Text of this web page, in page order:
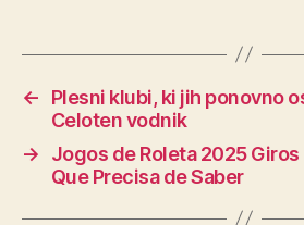
←
Plesni klubi, ki jih ponovno
Celoten vodnik
→
Jogos de Roleta 2025 Giros
Que Precisa de Saber